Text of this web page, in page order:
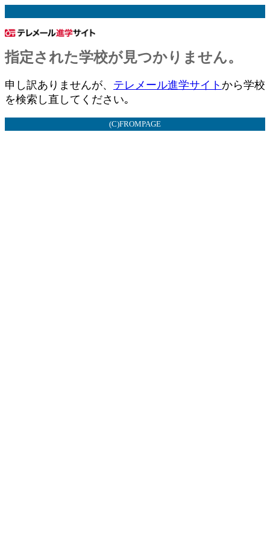
指定された学校が見つかりません。
申し訳ありませんが、 テレメール進学サイト から学校
を検索し直してください｡
(C)FROMPAGE